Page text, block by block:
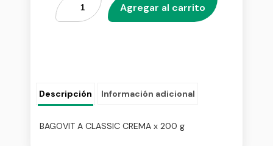
Agregar al carrito
Descripción Información adicional
BAGOVIT A CLASSIC CREMA x 200 g